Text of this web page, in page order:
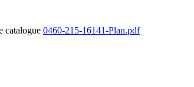
catalogue 0460-215-16141-Plan.pdf